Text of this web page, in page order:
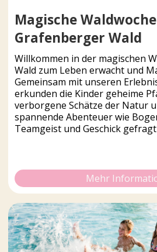
Magische
Grafenberger Wald
Willkommen in der magischen
Wald zum Leben erwacht und
Gemeinsam mit unseren
erkunden die Kinder geheime
verborgene Schätze der Natur
spannende Abenteuer wie
Teamgeist und Geschick
Mehr